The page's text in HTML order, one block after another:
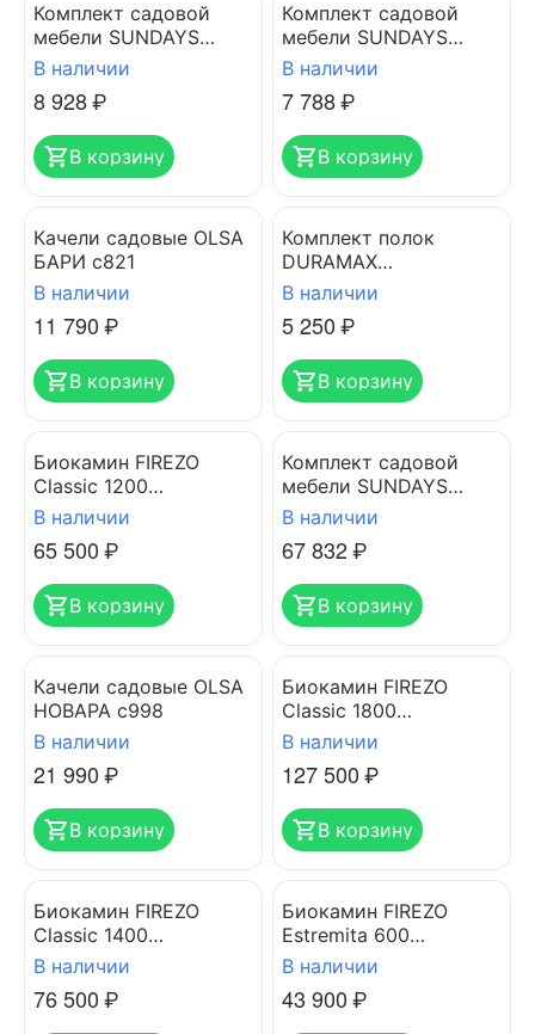
Комплект садовой
мебели SUNDAYS
FITNESS LUC-TA21
В наличии
8 928₽
В корзину
Комплект садовой
мебели SUNDAYS
FITNESS LUC-TA21
В наличии
7 788₽
В корзину
Качели садовые OLSA
БАРИ с821
В наличии
11 790₽
В корзину
Комплект полок
DURAMAX
универсальный
В наличии
5 250₽
В корзину
Биокамин FIREZO
Classic 1200
встраеваемый
В наличии
65 500₽
В корзину
Комплект садовой
мебели SUNDAYS
SANTORINI SFS 019
В наличии
67 832₽
В корзину
Качели садовые OLSA
НОВАРА с998
В наличии
21 990₽
В корзину
Биокамин FIREZO
Classic 1800
встраеваемый
В наличии
127 500₽
В корзину
Биокамин FIREZO
Classic 1400
встраеваемый
В наличии
76 500₽
Биокамин FIREZO
Estremita 600
торцевой
В наличии
43 900₽